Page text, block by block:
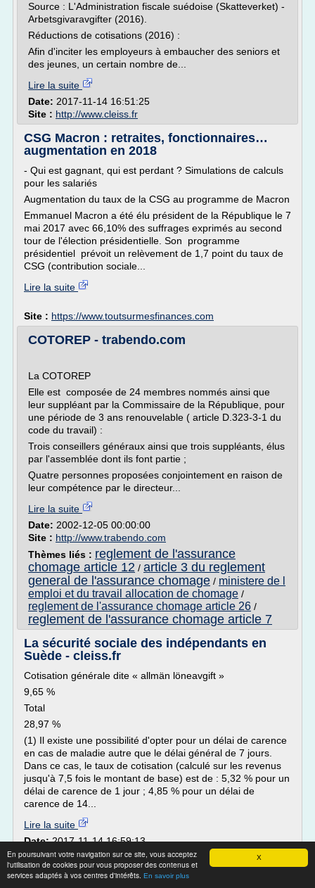
X
En poursuivant votre navigation sur ce site, vous acceptez
l'utilisation de cookies pour vous proposer des contenus et
services adaptés à vos centres d'intérêts. En savoir plus
Source : L'Administration fiscale suédoise (Skatteverket) -
Arbetsgivaravgifter (2016).
Réductions de cotisations (2016) :
Afin d'inciter les employeurs à embaucher des seniors et
des jeunes, un certain nombre de...
Lire la suite
Date: 2017-11-14 16:51:25
Site : http://www.cleiss.fr
CSG Macron : retraites, fonctionnaires…
augmentation en 2018
- Qui est gagnant, qui est perdant ? Simulations de calculs
pour les salariés
Augmentation du taux de la CSG au programme de Macron
Emmanuel Macron a été élu président de la République le 7
mai 2017 avec 66,10% des suffrages exprimés au second
tour de l'élection présidentielle. Son programme
présidentiel prévoit un relèvement de 1,7 point du taux de
CSG (contribution sociale...
Lire la suite
Site : https://www.toutsurmesfinances.com
COTOREP - trabendo.com
La COTOREP
Elle est composée de 24 membres nommés ainsi que
leur suppléant par la Commissaire de la République, pour
une période de 3 ans renouvelable ( article D.323-3-1 du
code du travail) :
Trois conseillers généraux ainsi que trois suppléants, élus
par l'assemblée dont ils font partie ;
Quatre personnes proposées conjointement en raison de
leur compétence par le directeur...
Lire la suite
Date: 2002-12-05 00:00:00
Site : http://www.trabendo.com
Thèmes liés : reglement de l'assurance
chomage article 12 / article 3 du reglement
general de l'assurance chomage / ministere de l
emploi et du travail allocation de chomage /
reglement de l'assurance chomage article 26 /
reglement de l'assurance chomage article 7
La sécurité sociale des indépendants en
Suède - cleiss.fr
Cotisation générale dite « allmän löneavgift »
9,65 %
Total
28,97 %
(1) Il existe une possibilité d'opter pour un délai de carence
en cas de maladie autre que le délai général de 7 jours.
Dans ce cas, le taux de cotisation (calculé sur les revenus
jusqu'à 7,5 fois le montant de base) est de : 5,32 % pour un
délai de carence de 1 jour ; 4,85 % pour un délai de
carence de 14...
Lire la suite
Date:2017-11-14 16:59:13
Site :http://www.cleiss.fr
Convention assurance chômage